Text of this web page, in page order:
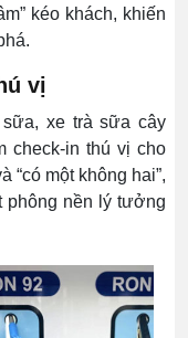
kéo khách, khiến
vị
xe trà sữa cây
check-in thú vị cho
“có một không hai”,
phông nền lý tưởng